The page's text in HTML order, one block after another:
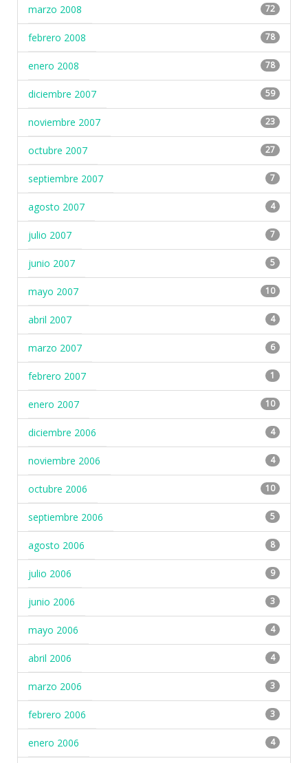
marzo 2008 72
febrero 2008 78
enero 2008 78
diciembre 2007 59
noviembre 2007 23
octubre 2007 27
septiembre 2007 7
agosto 2007 4
julio 2007 7
junio 2007 5
mayo 2007 10
abril 2007 4
marzo 2007 6
febrero 2007 1
enero 2007 10
diciembre 2006 4
noviembre 2006 4
octubre 2006 10
septiembre 2006 5
agosto 2006 8
julio 2006 9
junio 2006 3
mayo 2006 4
abril 2006 4
marzo 2006 3
febrero 2006 3
enero 2006 4